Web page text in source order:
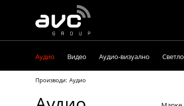
AVC
Аудио Видео Аудио-визуално Светло
Производи: Аудио